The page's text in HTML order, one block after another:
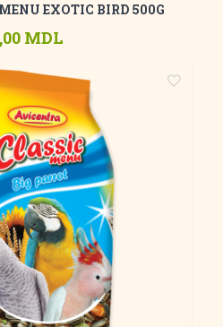
EXOTIC BIRD 500G
MDL